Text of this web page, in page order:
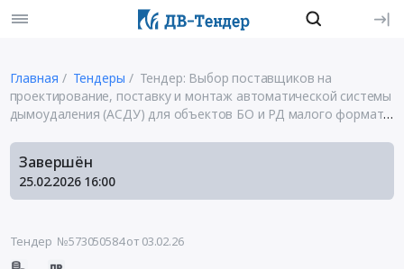
Главная Тендеры
Тендер: Выбор поставщиков на
проектирование, поставку и монтаж автоматической системы
дымоудаления (АСДУ) для объектов БО и РД малого формата
Завершён
25.02.2026 16:00
Тендер №573050584от 03.02.26